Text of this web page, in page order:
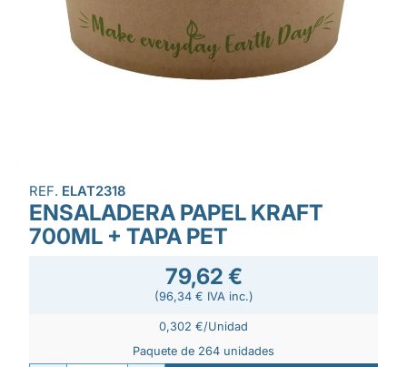
REF. ELAT2318
ENSALADERA PAPEL KRAFT
700ML + TAPA PET
79,62 €
(96,34 € IVA inc.)
0,302 €/Unidad
Paquete de 264 unidades